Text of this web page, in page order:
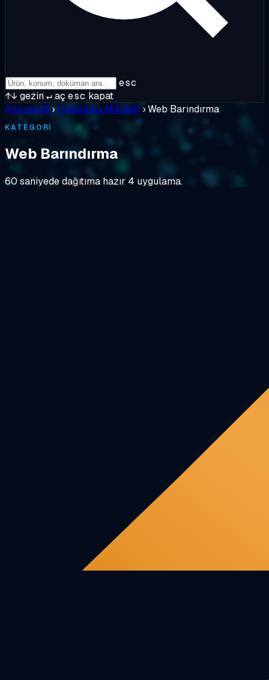
esc
↑↓ gezin↵aç esc kapat
Ana sayfa › Uygulama Marketi ›Web Barındırma
KATEGORI
Web Barındırma
60 saniyede dağıtıma hazır 4 uygulama.